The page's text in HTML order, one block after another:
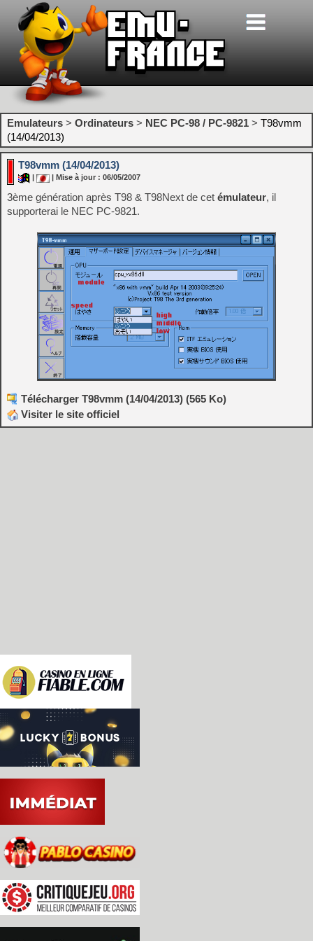
Emulateurs > Ordinateurs > NEC PC-98 / PC-9821 > T98vmm
(14/04/2013)
T98vmm (14/04/2013)
| Mise à jour : 06/05/2007
3ème génération après T98 & T98Next de cet émulateur, il
supporterai le NEC PC-9821.
Télécharger T98vmm (14/04/2013) (565 Ko)
Visiter le site officiel